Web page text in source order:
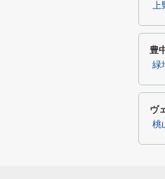
上
豊
緑
ヴ
桃